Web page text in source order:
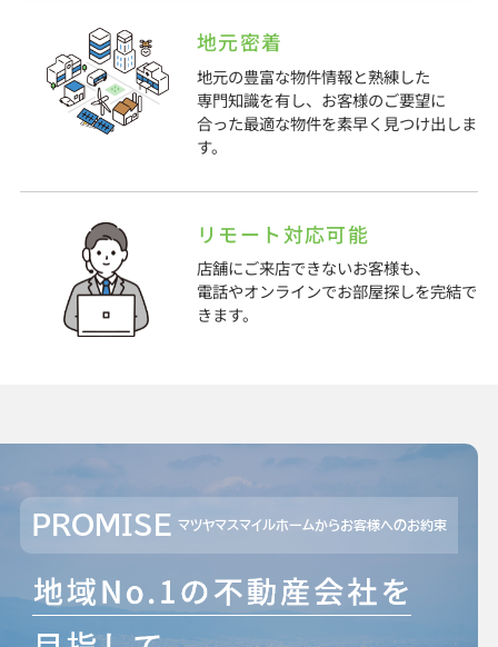
地元密着
地元の豊富な物件情報と熟練した
専門知識を有し、お客様のご要望に
合った最適な物件を素早く見つけ出しま
す。
リモート対応可能
店舗にご来店できないお客様も、
電話やオンラインでお部屋探しを完結で
きます。
PROMISE マツヤマスマイルホームからお客様へのお約束